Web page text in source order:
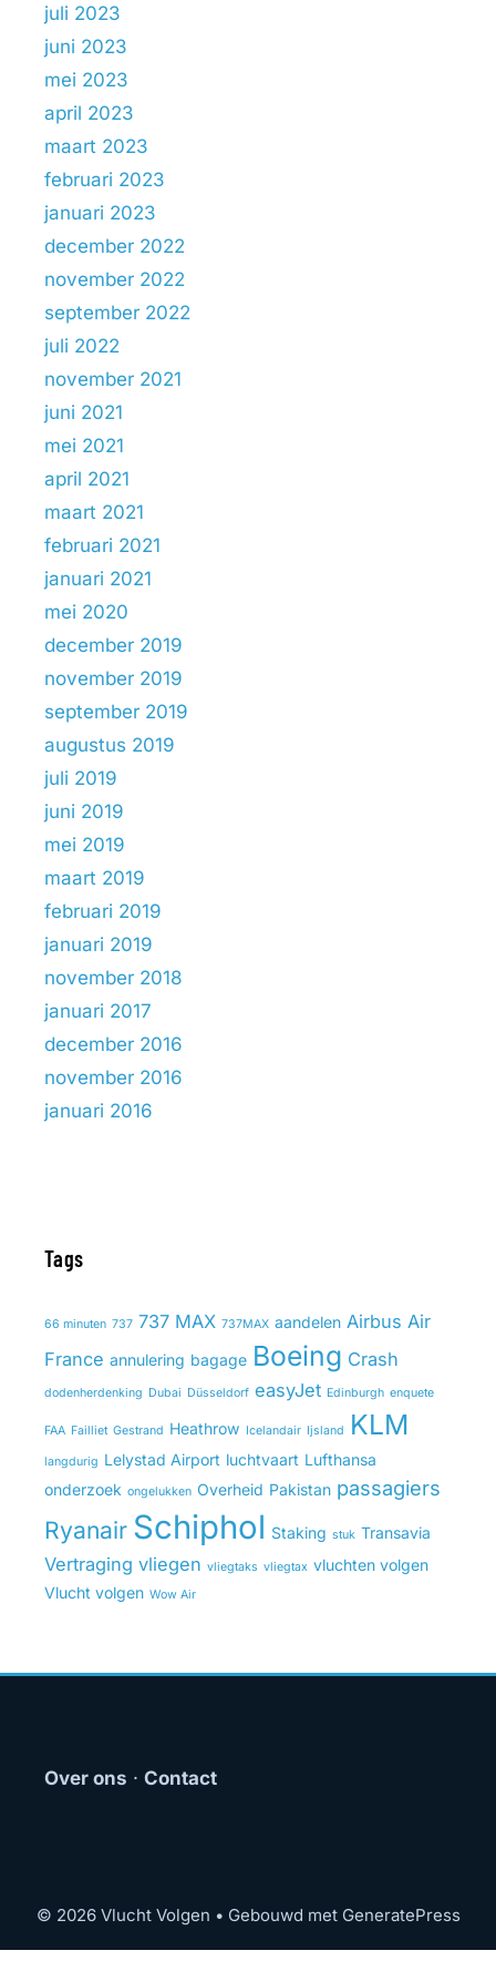
juli 2023
juni 2023
mei 2023
april 2023
maart 2023
februari 2023
januari 2023
december 2022
november 2022
september 2022
juli 2022
november 2021
juni 2021
mei 2021
april 2021
maart 2021
februari 2021
januari 2021
mei 2020
december 2019
november 2019
september 2019
augustus 2019
juli 2019
juni 2019
mei 2019
maart 2019
februari 2019
januari 2019
november 2018
januari 2017
december 2016
november 2016
januari 2016
Tags
66 minuten 737 737 MAX 737MAX aandelen Airbus Air
France annulering bagage Boeing Crash
dodenherdenking Dubai Düsseldorf easyJet Edinburgh enquete
FAA Failliet Gestrand Heathrow Icelandair Ijsland KLM
langdurig Lelystad Airport luchtvaart Lufthansa
onderzoek ongelukken Overheid Pakistan passagiers
Ryanair Schiphol Staking stuk Transavia
Vertraging vliegen vliegtaks vliegtax vluchten volgen
Vlucht volgen Wow Air
Over ons · Contact
© 2026 Vlucht Volgen • Gebouwd met GeneratePress